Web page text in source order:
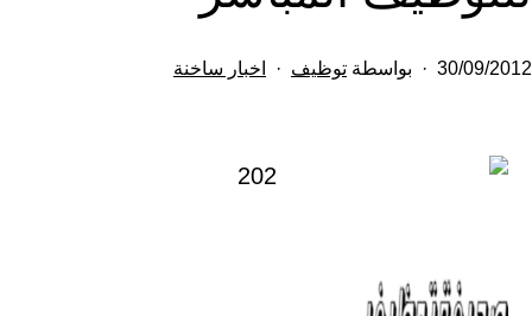
تم
30/09/2012 بواسطة توظيف
مصنف
اخبار ساخنة